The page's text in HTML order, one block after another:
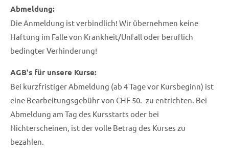
Abmeldung:
Die Anmeldung ist verbindlich! Wir übernehmen keine
Haftung im Falle von Krankheit/Unfall oder beruflich
bedingter Verhinderung!
AGB's für unsere Kurse:
Bei kurzfristiger Abmeldung (ab 4 Tage vor Kursbeginn) ist
eine Bearbeitungsgebühr von CHF 50.- zu entrichten. Bei
Abmeldung am Tag des Kursstarts oder bei
Nichterscheinen, ist der volle Betrag des Kurses zu
bezahlen.